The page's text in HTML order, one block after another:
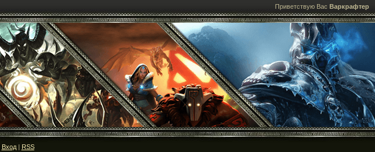
Приветствую Вас Варкрафтер
Вход| RSS